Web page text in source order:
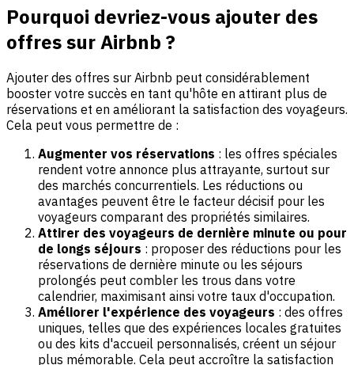
Pourquoi devriez-vous ajouter des
offres sur Airbnb ?
Ajouter des offres sur Airbnb peut considérablement
booster votre succès en tant qu'hôte en attirant plus de
réservations et en améliorant la satisfaction des voyageurs.
Cela peut vous permettre de :
Augmenter vos réservations : les offres spéciales
rendent votre annonce plus attrayante, surtout sur
des marchés concurrentiels. Les réductions ou
avantages peuvent être le facteur décisif pour les
voyageurs comparant des propriétés similaires.
Attirer des voyageurs de dernière minute ou pour
de longs séjours : proposer des réductions pour les
réservations de dernière minute ou les séjours
prolongés peut combler les trous dans votre
calendrier, maximisant ainsi votre taux d'occupation.
Améliorer l'expérience des voyageurs : des offres
uniques, telles que des expériences locales gratuites
ou des kits d'accueil personnalisés, créent un séjour
plus mémorable. Cela peut accroître la satisfaction